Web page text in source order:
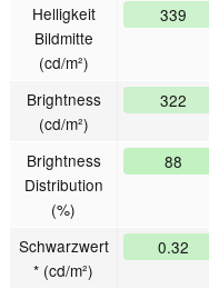
Helligkeit
Bildmitte
(cd/m²)
339
Brightness
(cd/m²)
322
Brightness
Distribution
(%)
88
Schwarzwert
* (cd/m²)
0.32